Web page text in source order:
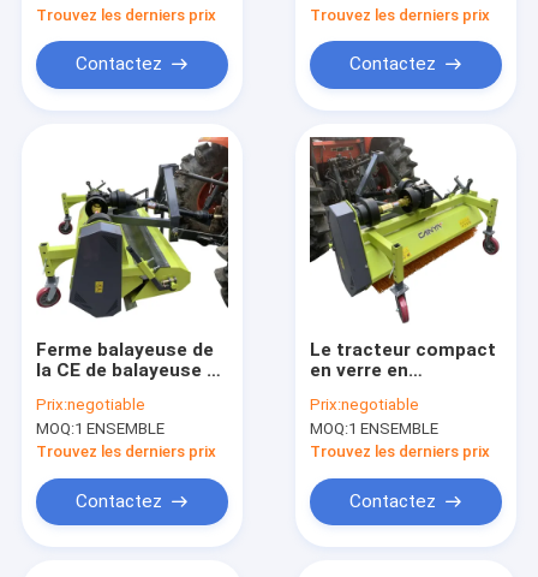
saleté 1600mm
Trouvez les derniers prix
Contactez
mélange de Steelwire
Trouvez les derniers prix
Contactez
Ferme balayeuse de
la CE de balayeuse de
d'accroc de 3 points
petite
Prix:negotiable
MOQ:1 ENSEMBLE
Trouvez les derniers prix
Contactez
Le tracteur compact
en verre en
de la balayeuse de
route 30L/Min a
monté
Prix:negotiable
MOQ:1 ENSEMBLE
Trouvez les derniers prix
Contactez